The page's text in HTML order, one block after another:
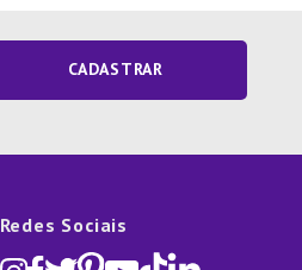
CADASTRAR
Redes Sociais